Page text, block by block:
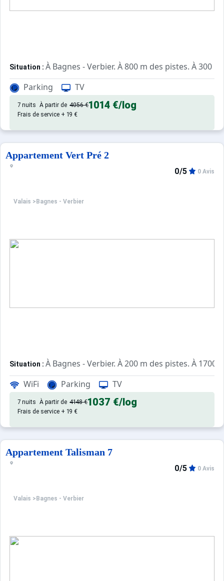
Situation : À Bagnes - Verbier. À 800 m des pistes. À 300
Appartement de particulier :, de 35 m² avec balcon.
Parking TV
7 nuits À partir de 4056 €1014 €/log
Frais de service + 19 €
Appartement Vert Pré 2
Valais > Bagnes - Verbier
0/5 0 Avis
Situation : À Bagnes - Verbier. À 200 m des pistes. À 1700
Appartement de particulier : de qualité, de 35 m² avec
WiFi Parking TV
7 nuits À partir de 4148 €1037 €/log
Frais de service + 19 €
Appartement Talisman 7
Valais > Bagnes - Verbier
0/5 0 Avis